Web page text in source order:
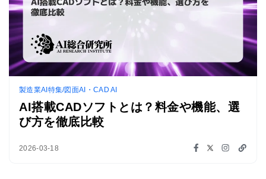
製造業AI特集/図面AI・CAD AI
AI搭載CADソフトとは？料金や機能、選
び方を徹底比較
2026-03-18